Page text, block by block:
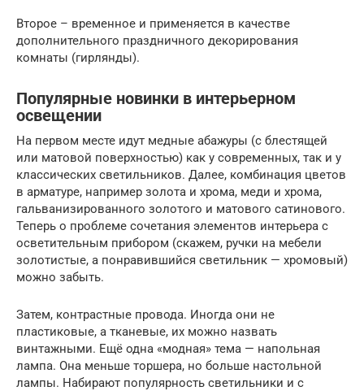
Второе – временное и применяется в качестве
дополнительного праздничного декорирования
комнаты (гирлянды).
Популярные новинки в интерьерном
освещении
На первом месте идут медные абажуры (с блестящей
или матовой поверхностью) как у современных, так и у
классических светильников. Далее, комбинация цветов
в арматуре, например золота и хрома, меди и хрома,
гальванизированного золотого и матового сатинового.
Теперь о проблеме сочетания элементов интерьера с
осветительным прибором (скажем, ручки на мебели
золотистые, а понравившийся светильник — хромовый)
можно забыть.
Затем, контрастные провода. Иногда они не
пластиковые, а тканевые, их можно назвать
винтажными. Ещё одна «модная» тема — напольная
лампа. Она меньше торшера, но больше настольной
лампы. Набирают популярность светильники и с